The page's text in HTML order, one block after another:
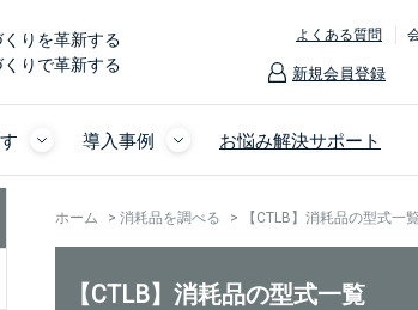
くりを革新する
くりで革新する
よくある質問
新規会員登録
導入事例 お悩み解決サポート
ホーム > 消耗品を調べる > 【CTLB】消耗品の型式一覧
【CTLB】消耗品の型式一覧